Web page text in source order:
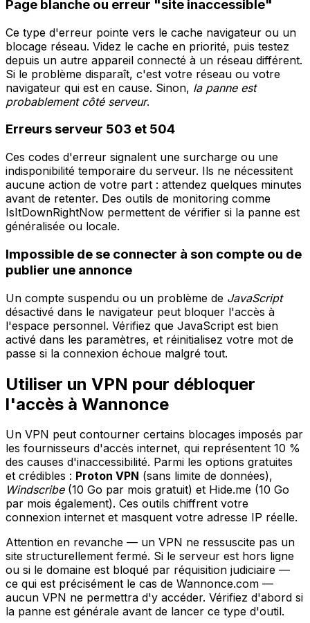
Page blanche ou erreur "site inaccessible"
Ce type d'erreur pointe vers le cache navigateur ou un
blocage réseau. Videz le cache en priorité, puis testez
depuis un autre appareil connecté à un réseau différent.
Si le problème disparaît, c'est votre réseau ou votre
navigateur qui est en cause. Sinon, la panne est
probablement côté serveur.
Erreurs serveur 503 et 504
Ces codes d'erreur signalent une surcharge ou une
indisponibilité temporaire du serveur. Ils ne nécessitent
aucune action de votre part : attendez quelques minutes
avant de retenter. Des outils de monitoring comme
IsItDownRightNow permettent de vérifier si la panne est
généralisée ou locale.
Impossible de se connecter à son compte ou de
publier une annonce
Un compte suspendu ou un problème de JavaScript
désactivé dans le navigateur peut bloquer l'accès à
l'espace personnel. Vérifiez que JavaScript est bien
activé dans les paramètres, et réinitialisez votre mot de
passe si la connexion échoue malgré tout.
Utiliser un VPN pour débloquer
l'accès à Wannonce
Un VPN peut contourner certains blocages imposés par
les fournisseurs d'accès internet, qui représentent 10 %
des causes d'inaccessibilité. Parmi les options gratuites
et crédibles : Proton VPN (sans limite de données),
Windscribe(10 Go par mois gratuit) et Hide.me (10 Go
par mois également). Ces outils chiffrent votre
connexion internet et masquent votre adresse IP réelle.
Attention en revanche — un VPN ne ressuscite pas un
site structurellement fermé. Si le serveur est hors ligne
ou si le domaine est bloqué par réquisition judiciaire —
ce qui est précisément le cas de Wannonce.com —
aucun VPN ne permettra d'y accéder. Vérifiez d'abord si
la panne est générale avant de lancer ce type d'outil.